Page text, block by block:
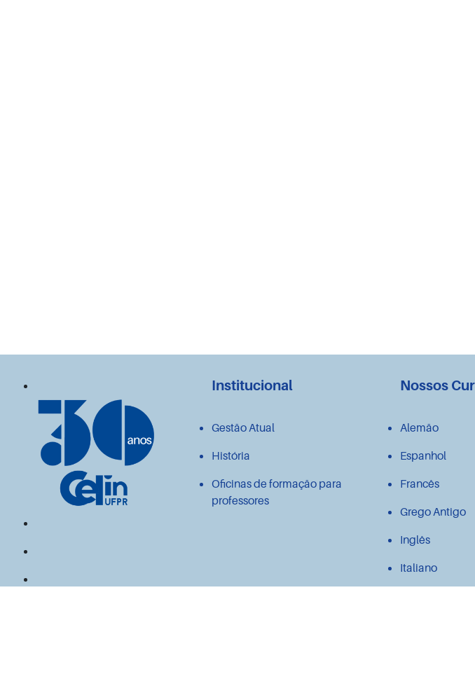
Institucional
Gestão Atual
História
Oficinas de formação para
professores
Nossos
Alemão
Espanhol
Francês
Grego Antigo
Inglês
Italiano